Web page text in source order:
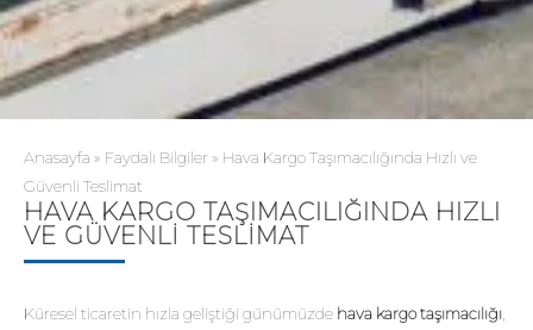
Anasayfa » Faydalı Bilgiler » Hava Kargo Taşımacılığında Hızlı ve
Güvenli Teslimat
HAVA KARGO TAŞIMACILIĞINDA HIZLI
VE GÜVENLI TESLIMAT
Küresel ticaretin hızla geliştiği günümüzde hava kargo taşımacılığı